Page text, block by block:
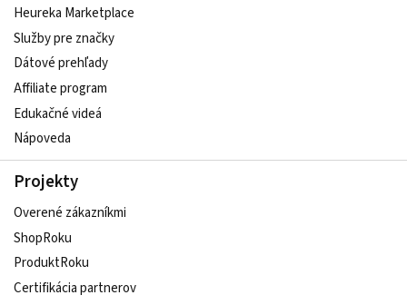
Heureka Marketplace
Služby pre značky
Dátové prehľady
Affiliate program
Edukačné videá
Nápoveda
Projekty
Overené zákazníkmi
ShopRoku
ProduktRoku
Certifikácia partnerov